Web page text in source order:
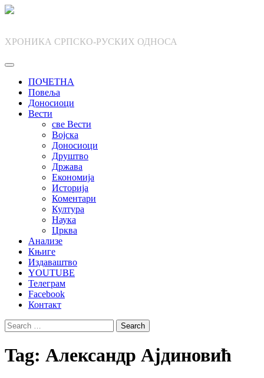
Skip
ХРОНИКА СРПСКО-РУСКИХ ОДНОСА
ПОЧЕТНА
Повеља
Доносиоци
Вести
све Вести
Војска
Доносиоци
Друштво
Држава
Економија
Историја
Коментари
Култура
Наука
Црква
Анализе
Књиге
Издаваштво
YOUTUBE
Телеграм
Facebook
Контакт
Search
for:
Tag: Александр Ајдиновић